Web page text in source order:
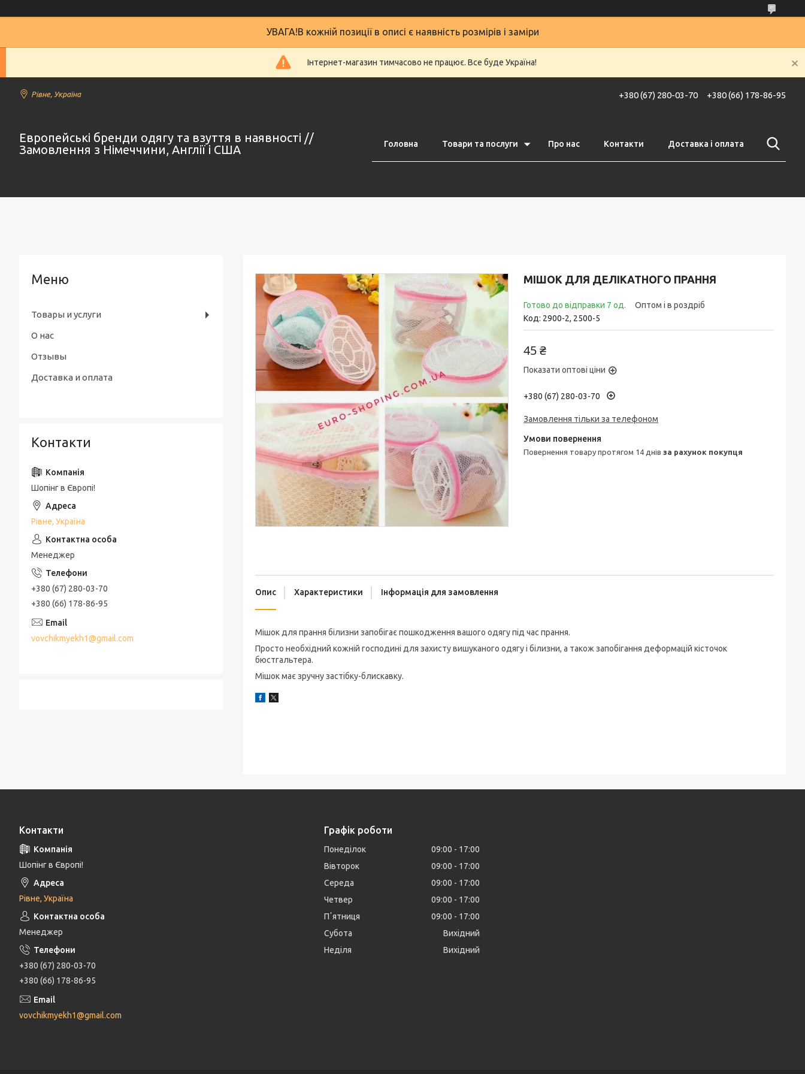
УВАГА!В кожній позиції в описі є наявність розмірів і заміри
Інтернет-магазин тимчасово не працює. Все буде Україна!
Рівне, Україна +380 (67) 280-03-70 +380 (66) 178-86-95
Европейські бренди одягу та взуття в наявності //
Замовлення з Німеччини, Англії і США
Головна Товари та послуги Про нас Контакти Доставка і оплата
МІШОК ДЛЯ ДЕЛІКАТНОГО ПРАННЯ
Готово до відправки 7 од.
Оптом і в роздріб
Код: 2900-2, 2500-5
45 ₴
Показати оптові ціни
+380 (67) 280-03-70
Замовлення тільки за телефоном
повернення товару протягом 14 днів за рахунок покупця
Опис Характеристики Інформація для замовлення
Мішок для прання білизни запобігає пошкодження вашого одягу під час прання.
Просто необхідний кожній господині для захисту вишуканого одягу і білизни, а також запобігання деформацій кісточок
бюстгальтера.
Мішок має зручну застібку-блискавку.
Товары и услуги
О нас
Отзывы
Доставка и оплата
Контакти
Шопінг в Європі!
Рівне, Україна
Менеджер
+380 (67) 280-03-70
+380 (66) 178-86-95
vovchikmyekh1@gmail.com
Контакти
Шопінг в Європі!
Рівне, Україна
Менеджер
+380 (67) 280-03-70
+380 (66) 178-86-95
vovchikmyekh1@gmail.com
Графік роботи
Понеділок 09:00
17:00
Вівторок
09:00
17:00
Середа
09:00
17:00
Четвер
09:00
17:00
Пʼятниця
09:00
17:00
Субота
Вихідний
Неділя
Вихідний